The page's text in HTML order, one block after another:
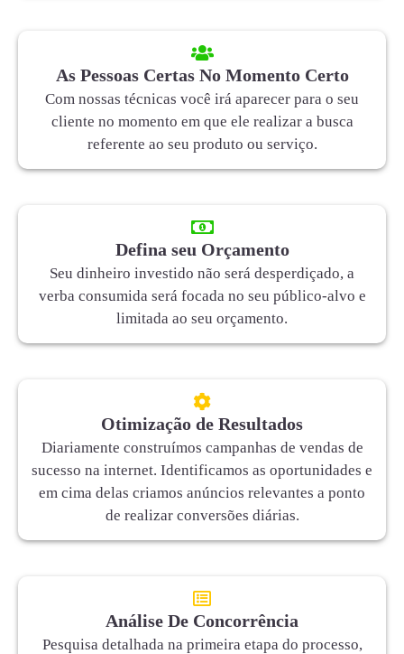
As Pessoas Certas No Momento Certo
Com nossas técnicas você irá aparecer para o seu
cliente no momento em que ele realizar a busca
referente ao seu produto ou serviço.
Defina seu Orçamento
Seu dinheiro investido não será desperdiçado, a
verba consumida será focada no seu público-alvo e
limitada ao seu orçamento.
Otimização de Resultados
Diariamente construímos campanhas de vendas de
sucesso na internet. Identificamos as oportunidades e
em cima delas criamos anúncios relevantes a ponto
de realizar conversões diárias.
Análise De Concorrência
Pesquisa detalhada na primeira etapa do processo,